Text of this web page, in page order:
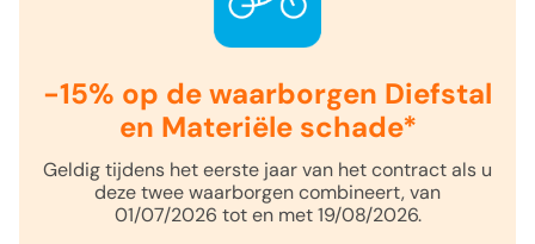
-15% op de waarborgen Diefstal
en Materiële schade*
Geldig tijdens het eerste jaar van het contract als u
deze twee waarborgen combineert, van
01/07/2026 tot en met 19/08/2026.